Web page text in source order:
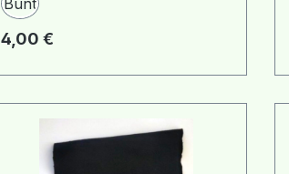
Bunt
Regulärer Preis:
4,00 €